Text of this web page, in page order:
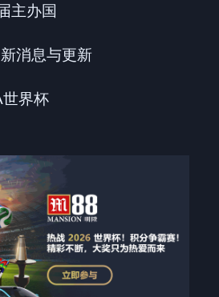
主办国
消息与更新
界杯